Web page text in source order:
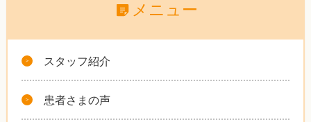
メニュー
スタッフ紹介
患者さまの声